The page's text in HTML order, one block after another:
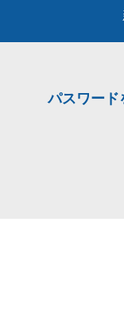
パスワード